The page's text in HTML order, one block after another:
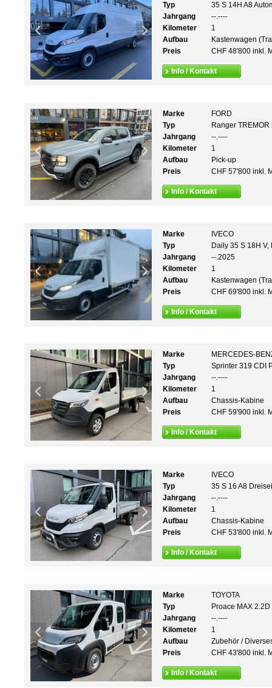
Typ
35 S 14H A8
Jahrgang
--.----
Kilometer
1
Aufbau
Kastenwagen
Preis
CHF 48'800 inkl.
Info / Kontakt
Marke
FORD
Typ
Ranger
Jahrgang
--.----
Kilometer
1
Aufbau
Pick-up
Preis
CHF 57'800 inkl.
Info / Kontakt
Marke
IVECO
Typ
Daily 35 S 18H
Jahrgang
--.2025
Kilometer
1
Aufbau
Kastenwagen
Preis
CHF 69'800 inkl.
Info / Kontakt
Marke
MERCEDES-
Typ
Sprinter 319 CDI
Jahrgang
--.----
Kilometer
1
Aufbau
Chassis-Kabine
Preis
CHF 59'900 inkl.
Info / Kontakt
Marke
IVECO
Typ
35 S 16 A8
Jahrgang
--.----
Kilometer
1
Aufbau
Chassis-Kabine
Preis
CHF 53'800 inkl.
Info / Kontakt
Marke
TOYOTA
Typ
Proace MAX
Jahrgang
--.----
Kilometer
1
Aufbau
Zubehör /
Preis
CHF 43'800 inkl.
Info / Kontakt